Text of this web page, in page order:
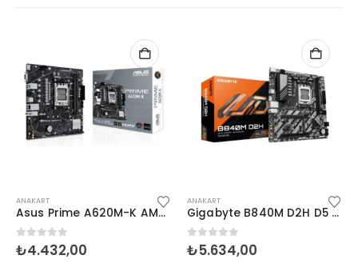
ANAKART
Asus Prime A620M-K AM5 Ryzen Vga Hdmi
0 5 üzerinden
₺4.432,00
ANAKART
Gigabyte B840M D2H D5 AM5 Hdmi
0 5 üzerinden
₺5.634,00